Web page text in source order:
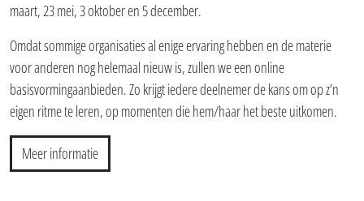
maart, 23 mei, 3 oktober en 5 december.
Omdat sommige organisaties al enige ervaring hebben en de materie
voor anderen nog helemaal nieuw is, zullen we een online
basisvormingaanbieden. Zo krijgt iedere deelnemer de kans om op z’n
eigen ritme te leren, op momenten die hem/haar het beste uitkomen.
Meer informatie